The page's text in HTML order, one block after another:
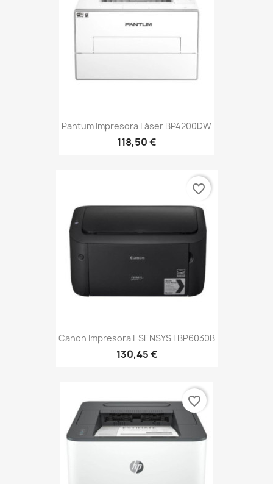
Pantum Impresora Láser BP4200DW
118,50 €
Canon Impresora I-SENSYS LBP6030B
130,45 €
favorite_border
favorite_border